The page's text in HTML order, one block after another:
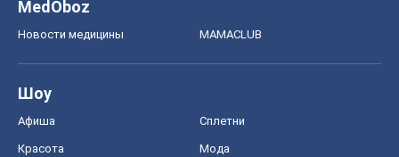
MedOboz
Новости медицины MAMACLUB
Шоу
Афиша Сплетни
Красота Мода